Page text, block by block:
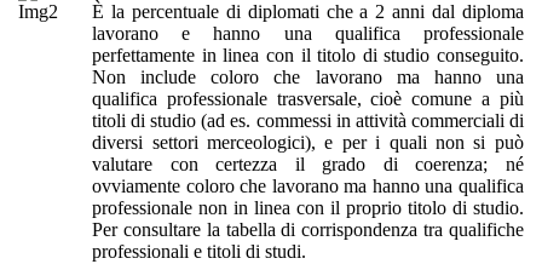
È la percentuale di diplomati che a 2 anni dal diploma
lavorano e hanno una qualifica professionale
perfettamente in linea con il titolo di studio conseguito.
Non include coloro che lavorano ma hanno una
qualifica professionale trasversale, cioè comune a più
titoli di studio (ad es. commessi in attività commerciali di
diversi settori merceologici), e per i quali non si può
valutare con certezza il grado di coerenza; né
ovviamente coloro che lavorano ma hanno una qualifica
professionale non in linea con il proprio titolo di studio.
Per consultare la tabella di corrispondenza tra qualifiche
professionali e titoli di studi.